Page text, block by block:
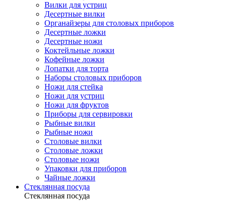
Вилки для устриц
Десертные вилки
Органайзеры для столовых приборов
Десертные ложки
Десертные ножи
Коктейльные ложки
Кофейные ложки
Лопатки для торта
Наборы столовых приборов
Ножи для стейка
Ножи для устриц
Ножи для фруктов
Приборы для сервировки
Рыбные вилки
Рыбные ножи
Столовые вилки
Столовые ложки
Столовые ножи
Упаковки для приборов
Чайные ложки
Стеклянная посуда
Стеклянная посуда